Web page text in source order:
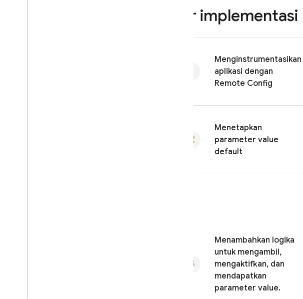
Alur implementasi
Menginstrumentasikan
aplikasi dengan
Remote Config
Menetapkan
parameter value
default
Menambahkan logika
untuk mengambil,
mengaktifkan, dan
mendapatkan
parameter value.